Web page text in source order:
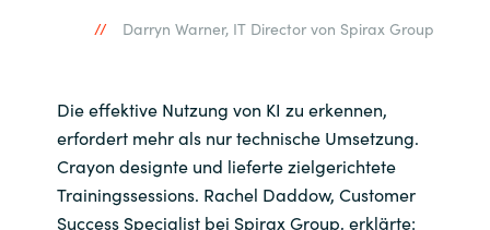
Darryn Warner, IT Director von Spirax Group
Die effektive Nutzung von KI zu erkennen,
erfordert mehr als nur technische Umsetzung.
Crayon designte und lieferte zielgerichtete
Trainingssessions. Rachel Daddow, Customer
Success Specialist bei Spirax Group, erklärte: